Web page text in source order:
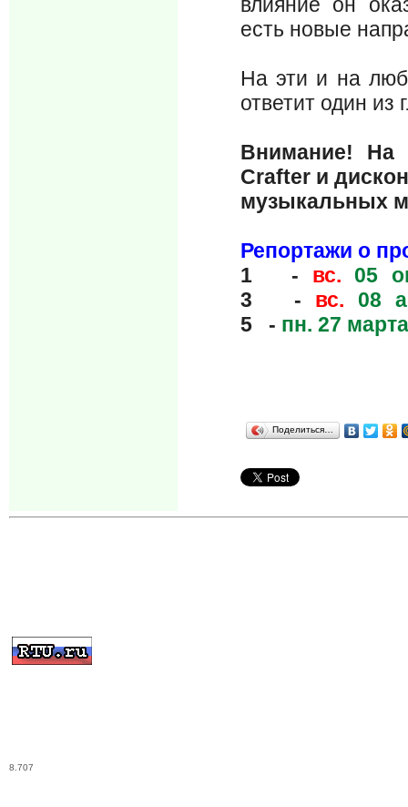
есть новые
На эти и на
ответит один
Внимание! На
Crafter и
музыкальных
Репортажи о
1 - вс. 05
3 - вс. 08
5 - пн. 27
Поделиться…
8.707